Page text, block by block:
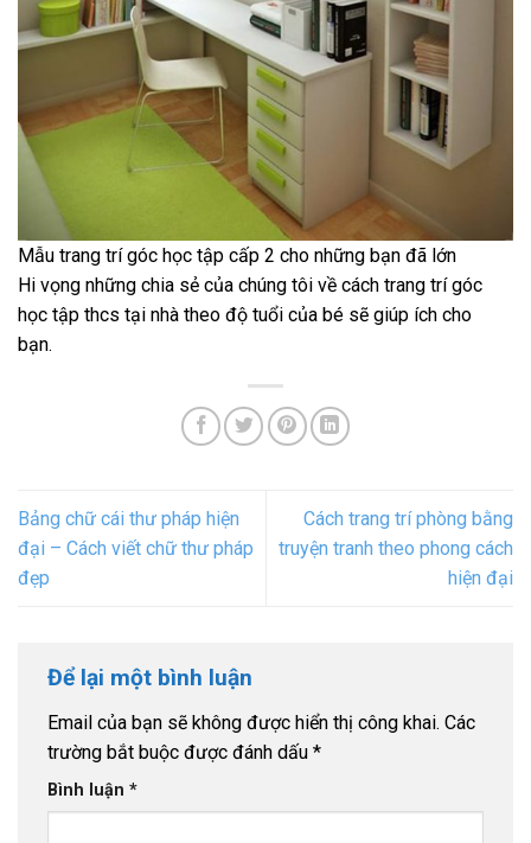
Mẫu trang trí góc học tập cấp 2 cho những bạn đã lớn
Hi vọng những chia sẻ của chúng tôi về cách trang trí góc
học tập thcs tại nhà theo độ tuổi của bé sẽ giúp ích cho
bạn.
Bảng chữ cái thư pháp hiện
đại – Cách viết chữ thư pháp
đẹp
Cách trang trí phòng bằng
truyện tranh theo phong cách
hiện đại
Để lại một bình luận
Email của bạn sẽ không được hiển thị công khai. Các
trường bắt buộc được đánh dấu *
Bình luận *